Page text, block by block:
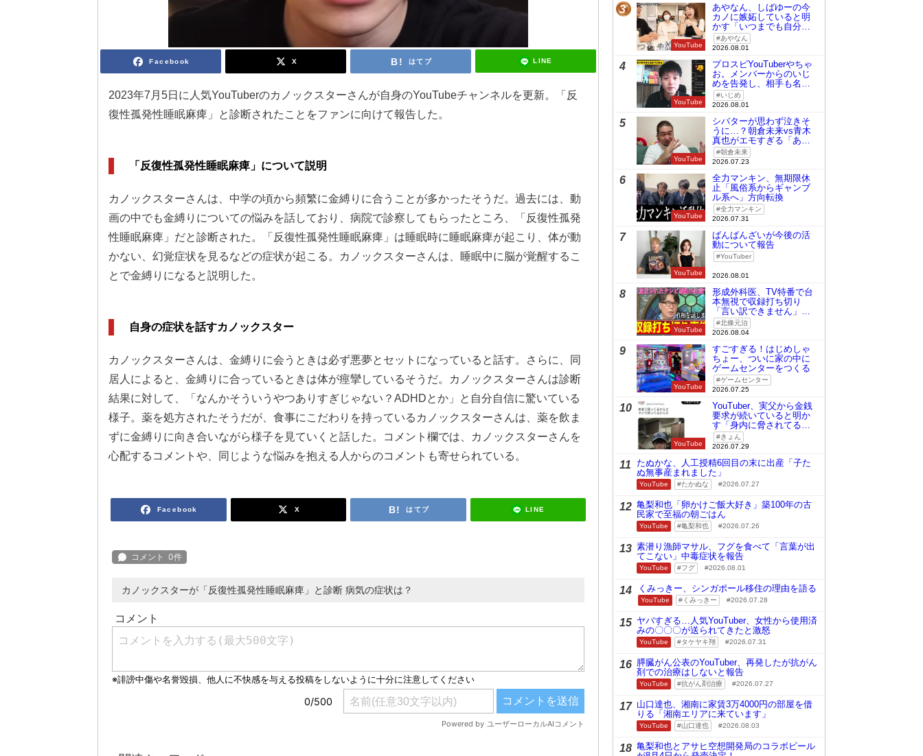
Facebook X はてブ LINE
2023年7月5日に人気YouTuberのカノックスターさんが自身のYouTubeチャンネルを更新。「反
復性孤発性睡眠麻痺」と診断されたことをファンに向けて報告した。
「反復性孤発性睡眠麻痺」について説明
カノックスターさんは、中学の頃から頻繁に金縛りに合うことが多かったそうだ。過去には、動
画の中でも金縛りについての悩みを話しており、病院で診察してもらったところ、「反復性孤発
性睡眠麻痺」だと診断された。「反復性孤発性睡眠麻痺」は睡眠時に睡眠麻痺が起こり、体が動
かない、幻覚症状を見るなどの症状が起こる。カノックスターさんは、睡眠中に脳が覚醒するこ
とで金縛りになると説明した。
自身の症状を話すカノックスター
カノックスターさんは、金縛りに会うときは必ず悪夢とセットになっていると話す。さらに、同
居人によると、金縛りに合っているときは体が痙攣しているそうだ。カノックスターさんは診断
結果に対して、「なんかそういうやつありすぎじゃない？ADHDとか」と自分自信に驚いている
様子。薬を処方されたそうだが、食事にこだわりを持っているカノックスターさんは、薬を飲ま
ずに金縛りに向き合いながら様子を見ていくと話した。コメント欄では、カノックスターさんを
心配するコメントや、同じような悩みを抱える人からのコメントも寄せられている。
Facebook X はてブ LINE
カノックスターが「反復性孤発性睡眠麻痺」と診断 病気の症状は？
3
YouTube
あやなん、しばゆーの今
カノに嫉妬していると明
かす「いつまでも自分の
ものみたいに…」
あやなん
2026.08.01
4
YouTube
プロスピYouTuberやちゃ
お。メンバーからのいじ
めを告発し、相手も名指
しで批判
いじめ
2026.08.01
5
YouTube
シバターが思わず泣きそ
うに…？朝倉未来vs青木
真也がエモすぎる「あの
時の桜庭和志は今の青木
真也」
朝倉未来
2026.07.23
6
YouTube
全力マンキン、無期限休
止「風俗系からギャンブ
ル系へ」方向転換
全力マンキン
2026.07.31
7
YouTube
ばんばんざいが今後の活
動について報告
YouTuber
2026.08.01
8
YouTube
形成外科医、TV特番で台
本無視で収録打ち切り
「言い訳できません」と
謝罪北條元治
2026.08.04
9
YouTube
すごすぎる！はじめしゃ
ちょー、ついに家の中に
ゲームセンターをつくる
ゲームセンター
2026.07.25
10
YouTube
YouTuber、実父から金銭
要求が続いていると明か
す「身内に脅されてる
の」きょん
2026.07.29
11
たぬかな、人工授精6回目の末に出産「子た
ぬ無事産まれました」
YouTube たかぬな 2026.07.27
12 亀梨和也「卵かけご飯大好き」築100年の古
民家で至福の朝ごはん
YouTube 亀梨和也 2026.07.26
13 素潜り漁師マサル、フグを食べて「言葉が出
てこない」中毒症状を報告
YouTube フグ 2026.08.01
14 くみっきー、シンガポール移住の理由を語る
YouTube くみっきー 2026.07.28
15 ヤバすぎる…人気YouTuber、女性から使用済
みの〇〇〇が送られてきたと激怒
YouTube タケヤキ翔 2026.07.31
16 膵臓がん公表のYouTuber、再発したが抗がん
剤での治療はしないと報告
YouTube 抗がん剤治療 2026.07.27
17 山口達也、湘南に家賃3万4000円の部屋を借
りる「湘南エリアに来ています」
YouTube 山口達也 2026.08.03
18 亀梨和也とアサヒ空想開発局のコラボビール